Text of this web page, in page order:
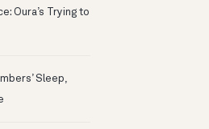
Oura’s Trying to
Sleep,